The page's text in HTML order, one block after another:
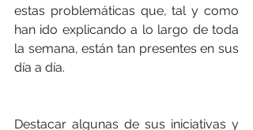
estas problemáticas que, tal y como
han ido explicando a lo largo de toda
la semana, están tan presentes en sus
día a día.
Destacar algunas de sus iniciativas y